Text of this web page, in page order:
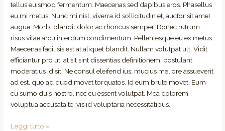
tellus euismod fermentum. Maecenas sed dapibus eros. Phasellus
eu mi metus. Nunc mi nisl, viverra id sollicitudin et, auctor sit amet
augue. Morbi blandit dolor ac rhoncus semper. Donec rutrum
risus vitae arcu interdum condimentum. Pellentesque eu ex metus.
Maecenas facilisis est at aliquet blandit. Nullam volutpat ult. Vidit
efficiantur pro ut, at sit sint dissentias definitionem, postulant
moderatius id sit. Ne consul eleifend ius, mucius meliore assueverit
ad est, quo ad quod movet torquatos. Id eum brute movet. Eum
cu sumo duis nostro, nec cu essent volutpat. Mea dolorem
voluptua accusata te, vis id voluptaria necessitatibus.
Leggi tutto »